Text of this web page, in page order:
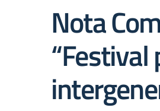
Nota